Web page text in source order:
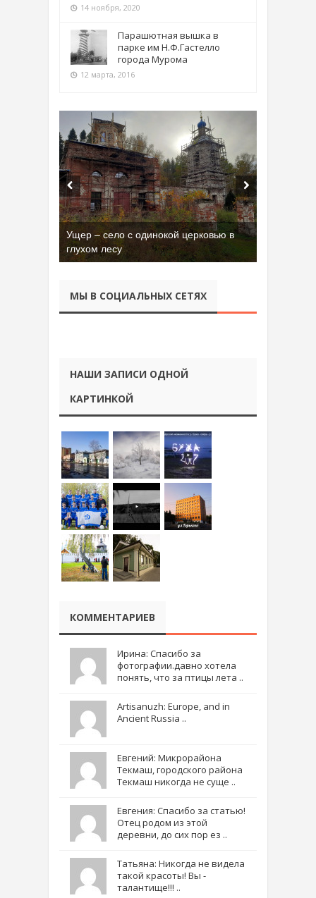
14 ноября, 2020
Парашютная вышка в
парке им Н.Ф.Гастелло
города Мурома
12 марта, 2016
Ущер – село с одинокой церковью в
глухом лесу
МЫ В СОЦИАЛЬНЫХ СЕТЯХ
НАШИ ЗАПИСИ ОДНОЙ
КАРТИНКОЙ
КОММЕНТАРИЕВ
Ирина: Спасибо за
фотографии.давно хотела
понять, что за птицы лета ..
Artisanuzh: Europe, and in
Ancient Russia ..
Евгений: Микрорайона
Текмаш, городского района
Текмаш никогда не суще ..
Евгения: Спасибо за статью!
Отец родом из этой
деревни, до сих пор ез ..
Татьяна: Никогда не видела
такой красоты! Вы -
талантище!!! ..